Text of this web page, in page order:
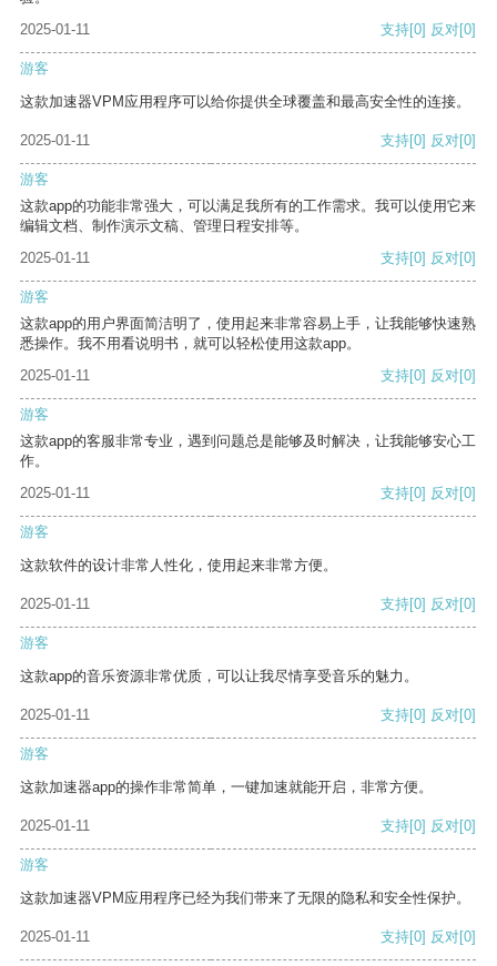
2025-01-11
支持[0] 反对[0]
游客
这款加速器VPM应用程序可以给你提供全球覆盖和最高安全性的连接。
2025-01-11 支持[0] 反对[0]
游客
这款app的功能非常强大，可以满足我所有的工作需求。我可以使用它来
编辑文档、制作演示文稿、管理日程安排等。
2025-01-11
支持[0] 反对[0]
游客
这款app的用户界面简洁明了，使用起来非常容易上手，让我能够快速熟
悉操作。我不用看说明书，就可以轻松使用这款app。
2025-01-11
支持[0] 反对[0]
游客
这款app的客服非常专业，遇到问题总是能够及时解决，让我能够安心工
作。
2025-01-11
支持[0] 反对[0]
游客
这款软件的设计非常人性化，使用起来非常方便。
2025-01-11 支持[0] 反对[0]
游客
这款app的音乐资源非常优质，可以让我尽情享受音乐的魅力。
2025-01-11 支持[0] 反对[0]
游客
这款加速器app的操作非常简单，一键加速就能开启，非常方便。
2025-01-11 支持[0] 反对[0]
游客
这款加速器VPM应用程序已经为我们带来了无限的隐私和安全性保护。
2025-01-11 支持[0] 反对[0]